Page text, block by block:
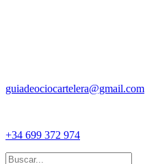
guiadeociocartelera@gmail.com
+34 699 372 974
Buscar: